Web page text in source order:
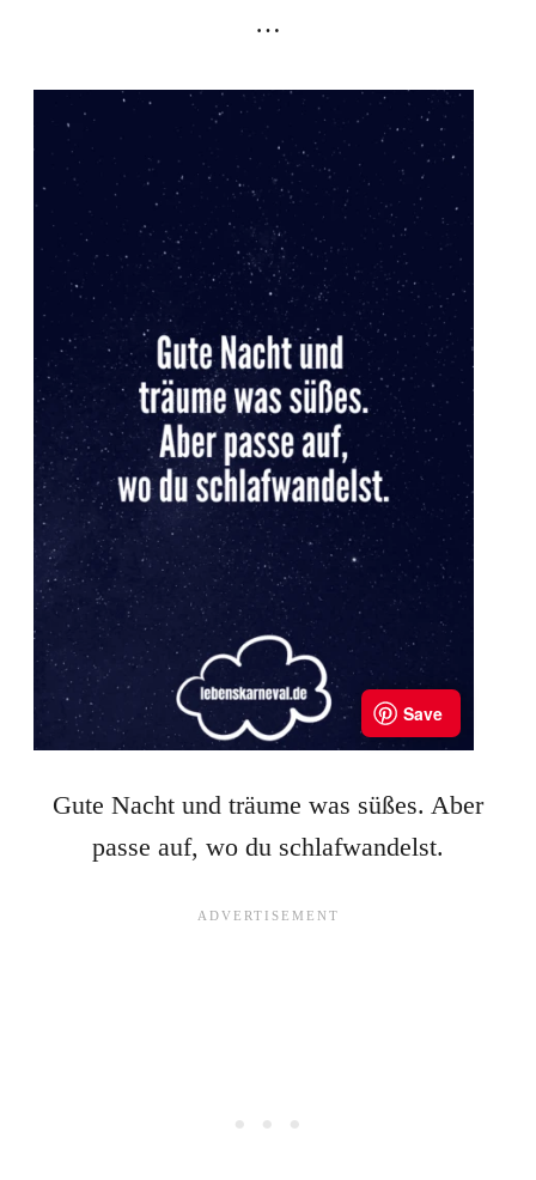
…
Gute Nacht und träume was süßes. Aber
passe auf, wo du schlafwandelst.